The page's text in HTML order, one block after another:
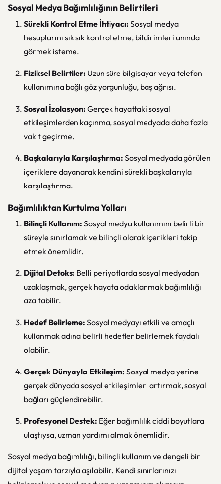
Sosyal Medya Bağımlılığının Belirtileri
Sürekli Kontrol Etme İhtiyacı: Sosyal medya
hesaplarını sık sık kontrol etme, bildirimleri anında
görmek isteme.
Fiziksel Belirtiler: Uzun süre bilgisayar veya telefon
kullanımına bağlı göz yorgunluğu, baş ağrısı.
Sosyal İzolasyon: Gerçek hayattaki sosyal
etkileşimlerden kaçınma, sosyal medyada daha fazla
vakit geçirme.
Başkalarıyla Karşılaştırma: Sosyal medyada görülen
içeriklere dayanarak kendini sürekli başkalarıyla
karşılaştırma.
Bağımlılıktan Kurtulma Yolları
Bilinçli Kullanım: Sosyal medya kullanımını belirli bir
süreyle sınırlamak ve bilinçli olarak içerikleri takip
etmek önemlidir.
Dijital Detoks: Belli periyotlarda sosyal medyadan
uzaklaşmak, gerçek hayata odaklanmak bağımlılığı
azaltabilir.
Hedef Belirleme: Sosyal medyayı etkili ve amaçlı
kullanmak adına belirli hedefler belirlemek faydalı
olabilir.
Gerçek Dünyayla Etkileşim: Sosyal medya yerine
gerçek dünyada sosyal etkileşimleri artırmak, sosyal
bağları güçlendirebilir.
Profesyonel Destek: Eğer bağımlılık ciddi boyutlara
ulaştıysa, uzman yardımı almak önemlidir.
Sosyal medya bağımlılığı, bilinçli kullanım ve dengeli bir
dijital yaşam tarzıyla aşılabilir. Kendi sınırlarınızı